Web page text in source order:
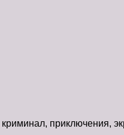
криминал, приключения,